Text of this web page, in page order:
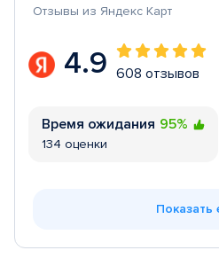
Отзывы из Яндекс Карт
4.9 608 отзывов
Время ожидания 95%
134 оценки
Показать